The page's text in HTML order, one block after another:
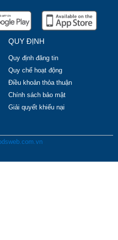
QUY ĐỊNH
Quy định đăng tin
Quy chế hoạt động
Điều khoản thỏa thuận
Chính sách bảo mật
Giải quyết khiếu nại